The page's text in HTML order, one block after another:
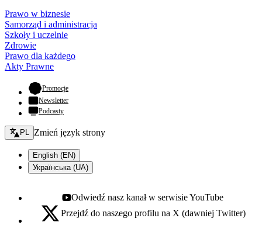
Prawo w biznesie
Samorząd i administracja
Szkoły i uczelnie
Zdrowie
Prawo dla każdego
Akty Prawne
Promocje- otwiera się w nowej karcie
Newsletter
Podcasty
Zmień język - bieżący:
PL Zmień język strony
English (EN)
Українська (UA)
Youtube - otwiera się w nowej karcie
Odwiedź nasz kanał w serwisie YouTube
X - otwiera się w nowej karcie
Przejdź do naszego profilu na X (dawniej Twitter)